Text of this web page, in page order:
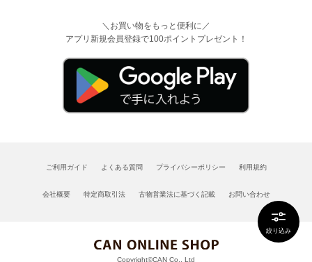
絞り込み
＼お買い物をもっと便利に／
アプリ新規会員登録で100ポイントプレゼント！
ご利用ガイド よくある質問 プライバシーポリシー 利用規約
会社概要 特定商取引法 古物営業法に基づく記載 お問い合わせ
Copyright©CAN Co., Ltd